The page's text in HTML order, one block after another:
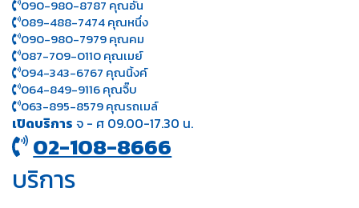
090-980-8787 คุณอั๋น
089-488-7474 คุณหนึ่ง
090-980-7979 คุณคม
087-709-0110 คุณเมย์
094-343-6767 คุณนิ้งค์
064-849-9116 คุณจิ๊บ
063-895-8 579คุณรถเมล์
เปิดบริการ จ - ศ 09.00-17.30 น.
02-108-8666
บริการ